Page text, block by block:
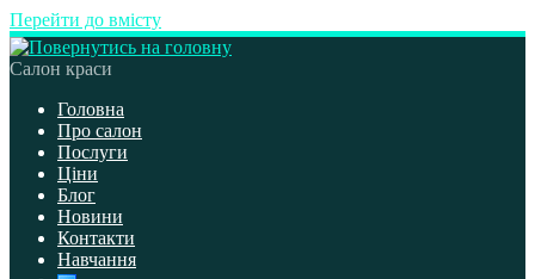
Перейти до вмісту
Салон краси
Головна
Про салон
Послуги
Ціни
Блог
Новини
Контакти
Навчання